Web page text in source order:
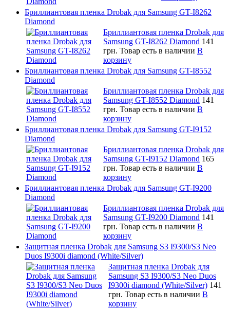
Бриллиантовая пленка Drobak для Samsung GT-I8262
Diamond
Бриллиантовая пленка Drobak для
Samsung GT-I8262 Diamond 141
грн. Товар есть в наличии В
корзину
Бриллиантовая пленка Drobak для Samsung GT-I8552
Diamond
Бриллиантовая пленка Drobak для
Samsung GT-I8552 Diamond 141
грн. Товар есть в наличии В
корзину
Бриллиантовая пленка Drobak для Samsung GT-I9152
Diamond
Бриллиантовая пленка Drobak для
Samsung GT-I9152 Diamond 165
грн. Товар есть в наличии В
корзину
Бриллиантовая пленка Drobak для Samsung GT-I9200
Diamond
Бриллиантовая пленка Drobak для
Samsung GT-I9200 Diamond 141
грн. Товар есть в наличии В
корзину
Защитная пленка Drobak для Samsung S3 I9300/S3 Neo
Duos I9300i diamond (White/Silver)
Защитная пленка Drobak для
Samsung S3 I9300/S3 Neo Duos
I9300i diamond (White/Silver) 141
грн. Товар есть в наличии В
корзину